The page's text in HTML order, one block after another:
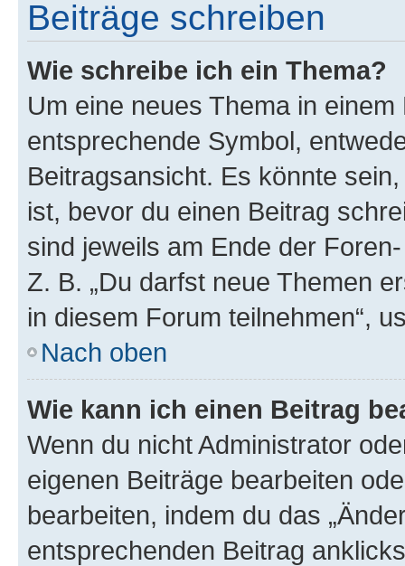
Beiträge schreiben
Wie schreibe ich ein Thema?
Um eine neues Thema in
entsprechende Symbol,
Beitragsansicht. Es könnte
ist, bevor du einen Beitrag
sind jeweils am Ende der
Z. B. „Du darfst neue Themen
in diesem Forum teilnehmen“,
Nach oben
Wie kann ich einen Beitrag
Wenn du nicht Administrator
eigenen Beiträge bearbeiten
bearbeiten, indem du das
entsprechenden Beitrag